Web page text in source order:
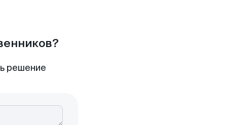
решение